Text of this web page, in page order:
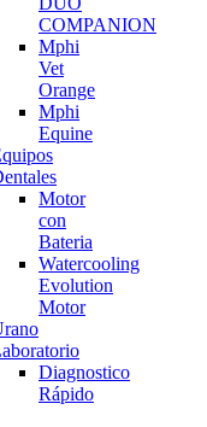
COMPANION
Mphi
Vet
Orange
Mphi
Equine
Motor
con
Bateria
Watercooling
Evolution
Motor
Diagnostico
Rápido